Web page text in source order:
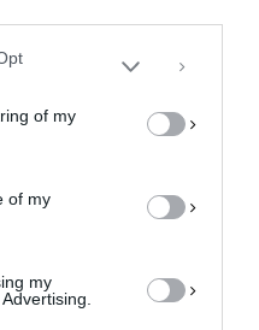
of my
of my
my
μπορεί να επηρεάσει